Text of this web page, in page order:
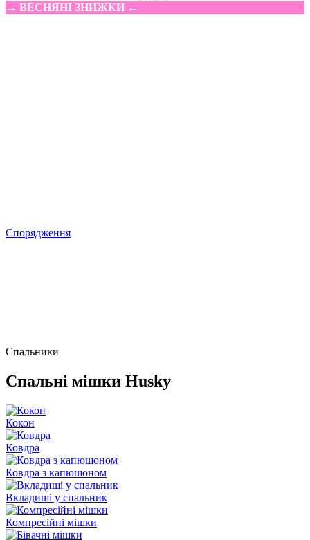
→ ВЕСНЯНІ ЗНИЖКИ ←
Спорядження
Спальники
Спальні мішки Husky
Кокон
Ковдра
Ковдра з капюшоном
Вкладиші у спальник
Компресійні мішки